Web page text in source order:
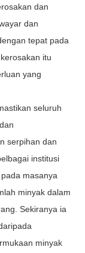
dan
dan
tepat pada
itu
yang
seluruh
serpihan dan
institusi
masanya
minyak dalam
Sekiranya ia
minyak